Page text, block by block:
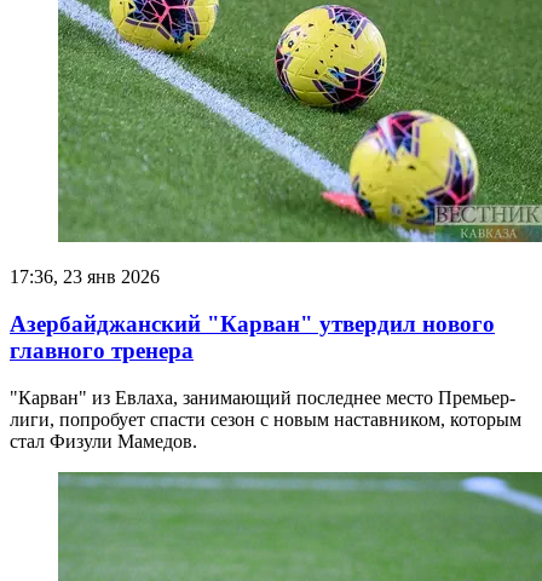
17:36, 23 янв 2026
Азербайджанский "Карван" утвердил нового
главного тренера
"Карван" из Евлаха, занимающий последнее место Премьер-
лиги, попробует спасти сезон с новым наставником, которым
стал Физули Мамедов.